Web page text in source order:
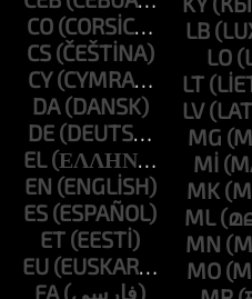
CO
CS
CY
DA
DE
EL
EN
ES
ET
EU
FA
LB
LO
LT
LV
MG
MI
MK
ML
MN
MO